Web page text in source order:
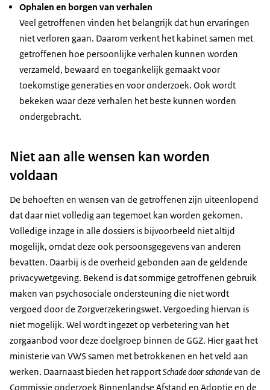
Ophalen en borgen van verhalen
Veel getroffenen vinden het belangrijk dat hun ervaringen
niet verloren gaan. Daarom verkent het kabinet samen met
getroffenen hoe persoonlijke verhalen kunnen worden
verzameld, bewaard en toegankelijk gemaakt voor
toekomstige generaties en voor onderzoek. Ook wordt
bekeken waar deze verhalen het beste kunnen worden
ondergebracht.
Niet aan alle wensen kan worden
voldaan
De behoeften en wensen van de getroffenen zijn uiteenlopend
dat daar niet volledig aan tegemoet kan worden gekomen.
Volledige inzage in alle dossiers is bijvoorbeeld niet altijd
mogelijk, omdat deze ook persoonsgegevens van anderen
bevatten. Daarbij is de overheid gebonden aan de geldende
privacywetgeving. Bekend is dat sommige getroffenen gebruik
maken van psychosociale ondersteuning die niet wordt
vergoed door de Zorgverzekeringswet. Vergoeding hiervan is
niet mogelijk. Wel wordt ingezet op verbetering van het
zorgaanbod voor deze doelgroep binnen de GGZ. Hier gaat het
ministerie van VWS samen met betrokkenen en het veld aan
werken. Daarnaast bieden het rapportSchade door schandevan de
Commissie onderzoek Binnenlandse Afstand en Adoptie en de